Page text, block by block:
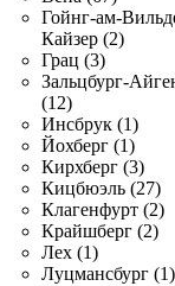
Гойнг-ам-
Кайзер (2)
Грац (3)
Зальцбург-
(12)
Инсбрук (1)
Йохберг (1)
Кирхберг (3)
Кицбюэль (27)
Клагенфурт (2)
Крайшберг (2)
Лех (1)
Луцмансбург (1)